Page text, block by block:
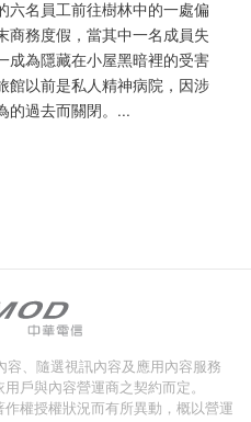
六名員工前往樹林中的一處偏
商務度假，當其中一名成員失
成為隱藏在小屋黑暗裡的受害
館以前是私人精神病院，因涉
的過去而關閉。...
容、隨選視訊內容及應用內容服務
戶與內容營運商之契約而定。
權授權狀況而有所異動，概以營運